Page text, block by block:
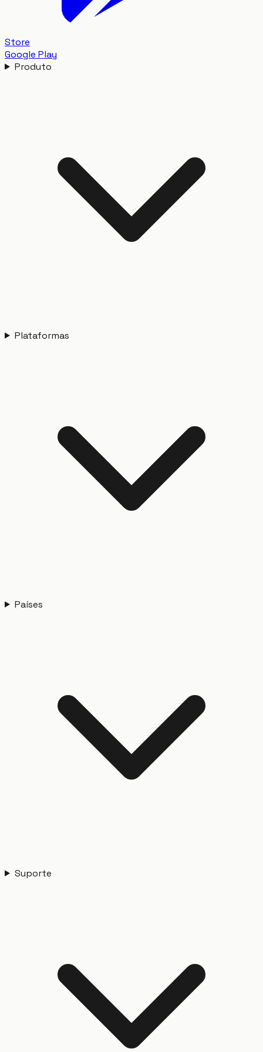
Store
Google Play
Produto
Plataformas
Países
Suporte